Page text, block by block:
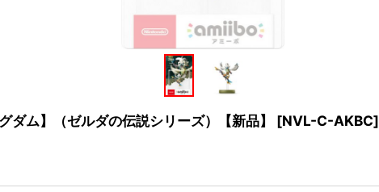
ダム】（ゼルダの伝説シリーズ）【新品】 [NVL-C-AKBC]